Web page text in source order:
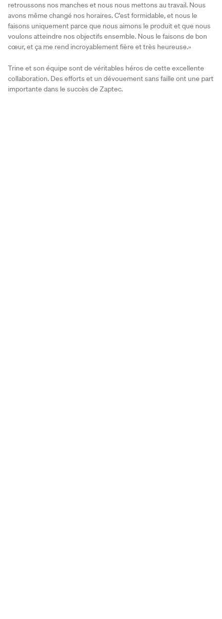
retroussons nos manches et nous nous mettons au travail. Nous
avons même changé nos horaires. C’est formidable, et nous le
faisons uniquement parce que nous aimons le produit et que nous
voulons atteindre nos objectifs ensemble. Nous le faisons de bon
cœur, et ça me rend incroyablement fière et très heureuse.»
Trine et son équipe sont de véritables héros de cette excellente
collaboration. Des efforts et un dévouement sans faille ont une part
importante dans le succès de Zaptec.